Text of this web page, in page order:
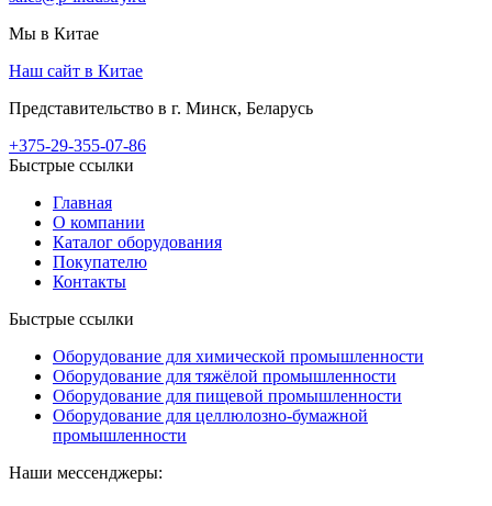
Мы в Китае
Наш сайт в Китае
Представительство в г. Минск, Беларусь
+375-29-355-07-86
Быстрые ссылки
Главная
О компании
Каталог оборудования
Покупателю
Контакты
Быстрые ссылки
Оборудование для химической промышленности
Оборудование для тяжёлой промышленности
Оборудование для пищевой промышленности
Оборудование для целлюлозно-бумажной
промышленности
Наши мессенджеры: